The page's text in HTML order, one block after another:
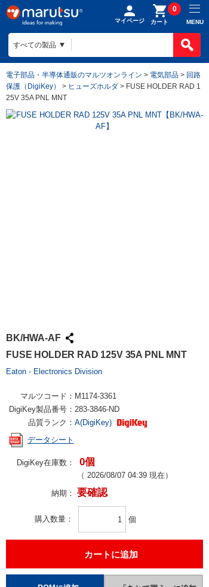
マイページ カート
0
MENU
電子部品・半導体通販のマルツオンライン > 電気部品 > 回路
保護（DigiKey）
> ヒューズホルダ > FUSE HOLDER RAD 1
25V 35A PNL MNT
BK/HWA-AF
FUSE HOLDER RAD 125V 35A PNL MNT
Eaton - Electronics Division
マルツコード： M1174-3361
DigiKey製品番号： 283-3846-ND
品質ランク： A(DigiKey)
データシート
DigiKey在庫数： 0個
（ 2026/08/07 04:39 現在）
納期： 要確認
購入数量 個